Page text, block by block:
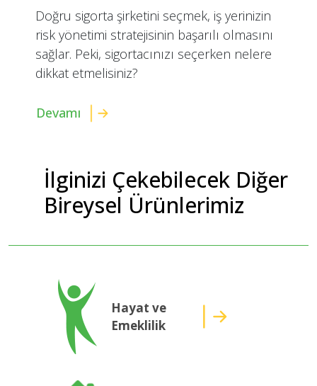
Doğru sigorta şirketini seçmek, iş yerinizin
risk yönetimi stratejisinin başarılı olmasını
sağlar. Peki, sigortacınızı seçerken nelere
dikkat etmelisiniz?
Devamı
İlginizi Çekebilecek Diğer
Bireysel Ürünlerimiz
Hayat ve
Emeklilik